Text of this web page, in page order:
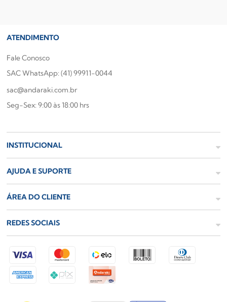
ATENDIMENTO
Fale Conosco
SAC WhatsApp: (41) 99911-0044
sac@andaraki.com.br
Seg-Sex: 9:00 às 18:00 hrs
INSTITUCIONAL
AJUDA E SUPORTE
ÁREA DO CLIENTE
REDES SOCIAIS